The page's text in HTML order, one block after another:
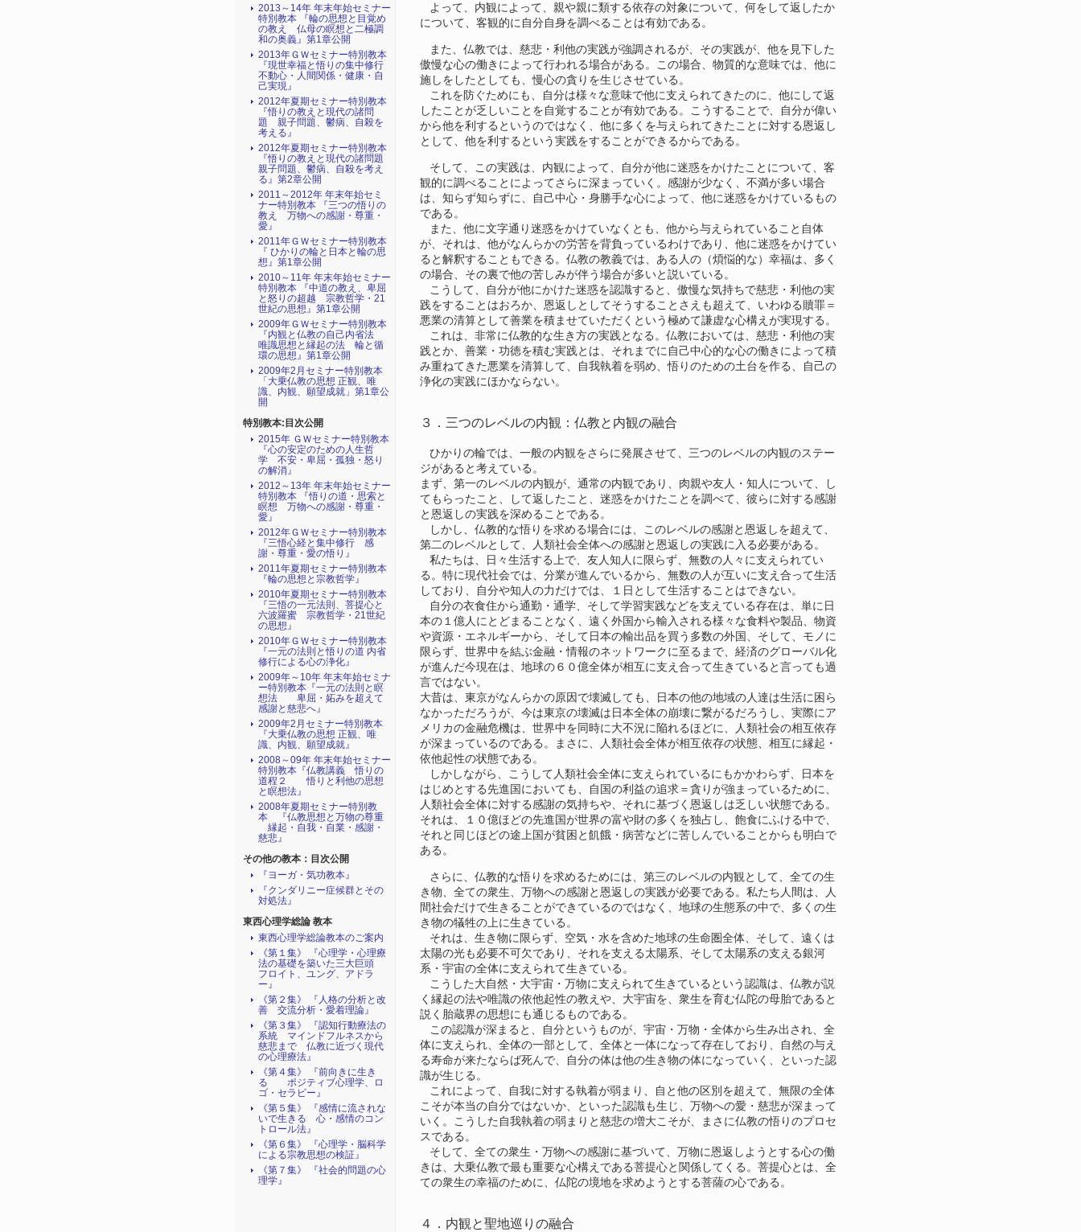
よって、内観によって、親や親に類する依存の対象について、何をして返したか
について、客観的に自分自身を調べることは有効である。
また、仏教では、慈悲・利他の実践が強調されるが、その実践が、他を見下した
傲慢な心の働きによって行われる場合がある。この場合、物質的な意味では、他に
施しをしたとしても、慢心の貪りを生じさせている。
これを防ぐためにも、自分は様々な意味で他に支えられてきたのに、他にして返
したことが乏しいことを自覚することが有効である。こうすることで、自分が偉い
から他を利するというのではなく、他に多くを与えられてきたことに対する恩返し
として、他を利するという実践をすることができるからである。
そして、この実践は、内観によって、自分が他に迷惑をかけたことについて、客
観的に調べることによってさらに深まっていく。感謝が少なく、不満が多い場合
は、知らず知らずに、自己中心・身勝手な心によって、他に迷惑をかけているもの
である。
また、他に文字通り迷惑をかけていなくとも、他から与えられていること自体
が、それは、他がなんらかの労苦を背負っているわけであり、他に迷惑をかけてい
ると解釈することもできる。仏教の教義では、ある人の（煩悩的な）幸福は、多く
の場合、その裏で他の苦しみが伴う場合が多いと説いている。
こうして、自分が他にかけた迷惑を認識すると、傲慢な気持ちで慈悲・利他の実
践をすることはおろか、恩返しとしてそうすることさえも超えて、いわゆる贖罪＝
悪業の清算として善業を積ませていただくという極めて謙虚な心構えが実現する。
これは、非常に仏教的な生き方の実践となる。仏教においては、慈悲・利他の実
践とか、善業・功徳を積む実践とは、それまでに自己中心的な心の働きによって積
み重ねてきた悪業を清算して、自我執着を弱め、悟りのための土台を作る、自己の
浄化の実践にほかならない。
３．三つのレベルの内観：仏教と内観の融合
ひかりの輪では、一般の内観をさらに発展させて、三つのレベルの内観のステー
ジがあると考えている。
まず、第一のレベルの内観が、通常の内観であり、肉親や友人・知人について、し
てもらったこと、して返したこと、迷惑をかけたことを調べて、彼らに対する感謝
と恩返しの実践を深めることである。
しかし、仏教的な悟りを求める場合には、このレベルの感謝と恩返しを超えて、
第二のレベルとして、人類社会全体への感謝と恩返しの実践に入る必要がある。
私たちは、日々生活する上で、友人知人に限らず、無数の人々に支えられてい
る。特に現代社会では、分業が進んでいるから、無数の人が互いに支え合って生活
しており、自分や知人の力だけでは、１日として生活することはできない。
自分の衣食住から通勤・通学、そして学習実践などを支えている存在は、単に日
本の１億人にとどまることなく、遠く外国から輸入される様々な食料や製品、物資
や資源・エネルギーから、そして日本の輸出品を買う多数の外国、そして、モノに
限らず、世界中を結ぶ金融・情報のネットワークに至るまで、経済のグローバル化
が進んだ今現在は、地球の６０億全体が相互に支え合って生きていると言っても過
言ではない。
大昔は、東京がなんらかの原因で壊滅しても、日本の他の地域の人達は生活に困ら
なかっただろうが、今は東京の壊滅は日本全体の崩壊に繋がるだろうし、実際にア
メリカの金融危機は、世界中を同時に大不況に陥れるほどに、人類社会の相互依存
が深まっているのである。まさに、人類社会全体が相互依存の状態、相互に縁起・
依他起性の状態である。
しかしながら、こうして人類社会全体に支えられているにもかかわらず、日本を
はじめとする先進国においても、自国の利益の追求＝貪りが強まっているために、
人類社会全体に対する感謝の気持ちや、それに基づく恩返しは乏しい状態である。
それは、１０億ほどの先進国が世界の富や財の多くを独占し、飽食にふける中で、
それと同じほどの途上国が貧困と飢餓・病苦などに苦しんでいることからも明白で
ある。
さらに、仏教的な悟りを求めるためには、第三のレベルの内観として、全ての生
き物、全ての衆生、万物への感謝と恩返しの実践が必要である。私たち人間は、人
間社会だけで生きることができているのではなく、地球の生態系の中で、多くの生
き物の犠牲の上に生きている。
それは、生き物に限らず、空気・水を含めた地球の生命圏全体、そして、遠くは
太陽の光も必要不可欠であり、それを支える太陽系、そして太陽系の支える銀河
系・宇宙の全体に支えられて生きている。
こうした大自然・大宇宙・万物に支えられて生きているという認識は、仏教が説
く縁起の法や唯識の依他起性の教えや、大宇宙を、衆生を育む仏陀の母胎であると
説く胎蔵界の思想にも通じるものである。
この認識が深まると、自分というものが、宇宙・万物・全体から生み出され、全
体に支えられ、全体の一部として、全体と一体になって存在しており、自然の与え
る寿命が来たならば死んで、自分の体は他の生き物の体になっていく、といった認
識が生じる。
これによって、自我に対する執着が弱まり、自と他の区別を超えて、無限の全体
こそが本当の自分ではないか、といった認識も生じ、万物への愛・慈悲が深まって
いく。こうした自我執着の弱まりと慈悲の増大こそが、まさに仏教の悟りのプロセ
スである。
そして、全ての衆生・万物への感謝に基づいて、万物に恩返しようとする心の働
きは、大乗仏教で最も重要な心構えである菩提心と関係してくる。菩提心とは、全
ての衆生の幸福のために、仏陀の境地を求めようとする菩薩の心である。
４．内観と聖地巡りの融合
2013～14年 年末年始セミナー
特別教本 『輪の思想と目覚め
の教え 仏母の瞑想と二極調
和の奥義』第1章公開
2013年ＧＷセミナー特別教本
『現世幸福と悟りの集中修行
不動心・人間関係・健康・自
己実現』
2012年夏期セミナー特別教本
『悟りの教えと現代の諸問
題 親子問題、鬱病、自殺を
考える』
2012年夏期セミナー特別教本
『悟りの教えと現代の諸問題
親子問題、鬱病、自殺を考え
る』第2章公開
2011～2012年 年末年始セミ
ナー特別教本 『三つの悟りの
教え 万物への感謝・尊重・
愛』
2011年ＧＷセミナー特別教本
『 ひかりの輪と日本と輪の思
想』第1章公開
2010～11年 年末年始セミナー
特別教本 『中道の教え、卑屈
と怒りの超越 宗教哲学・21
世紀の思想』第1章公開
2009年ＧＷセミナー特別教本
『内観と仏教の自己内省法
唯識思想と縁起の法 輪と循
環の思想』第1章公開
2009年2月セミナー特別教本
「大乗仏教の思想 正観、唯
識、内観、願望成就」第1章公
開
特別教本:目次公開
2015年 ＧＷセミナー特別教本
『心の安定のための人生哲
学 不安・卑屈・孤独・怒り
の解消』
2012～13年 年末年始セミナー
特別教本 『悟りの道・思索と
瞑想 万物への感謝・尊重・
愛』
2012年ＧＷセミナー特別教本
『三悟心経と集中修行 感
謝・尊重・愛の悟り』
2011年夏期セミナー特別教本
『輪の思想と宗教哲学』
2010年夏期セミナー特別教本
『三悟の一元法則、菩提心と
六波羅蜜 宗教哲学・21世紀
の思想』
2010年ＧＷセミナー特別教本
『一元の法則と悟りの道 内省
修行による心の浄化』
2009年～10年 年末年始セミナ
ー特別教本『一元の法則と瞑
想法 卑屈・妬みを超えて
感謝と慈悲へ』
2009年2月セミナー特別教本
『大乗仏教の思想 正観、唯
識、内観、願望成就』
2008～09年 年末年始セミナー
特別教本『仏教講義 悟りの
道程２ 悟りと利他の思想
と瞑想法』
2008年夏期セミナー特別教
本 『仏教思想と万物の尊重
縁起・自我・自業・感謝・
慈悲』
その他の教本：目次公開
『ヨーガ・気功教本』
『クンダリニー症候群とその
対処法』
東西心理学総論 教本
東西心理学総論教本のご案内
《第１集》 『心理学・心理療
法の基礎を築いた三大巨頭
フロイト、ユング、アドラ
ー』
《第２集》 『人格の分析と改
善 交流分析・愛着理論』
《第３集》 『認知行動療法の
系統 マインドフルネスから
慈悲まで 仏教に近づく現代
の心理療法』
《第４集》 『前向きに生き
る ポジティブ心理学、ロ
ゴ・セラピー』
《第５集》 『感情に流されな
いで生きる 心・感情のコン
トロール法』
《第６集》 『心理学・脳科学
による宗教思想の検証』
《第７集》 『社会的問題の心
理学』